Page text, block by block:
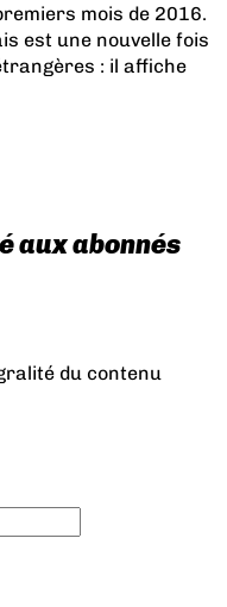
mois de 2016.
est une nouvelle fois
: il affiche
aux abonnés
du contenu